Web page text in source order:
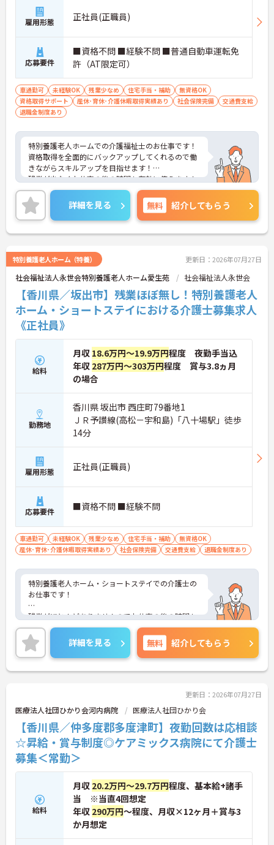
雇用形態 正社員(正職員)
応募要件
■資格不問 ■経験不問 ■普通自動車運転免
許（AT限定可）
車通勤可 未経験OK 残業少なめ 住宅手当・補助
無資格OK
資格取得サポート
産休･育休･介護休暇取得実績あり 社会保険完備
交通費支給
退職金制度あり
特別養護老人ホームでの介護福祉士のお仕事です！
資格取得を全面的にバックアップしてくれるので働
きながらスキルアップを目指せます！
残業が少なくお仕事の後の時間も有効に使えます！
ご興味ある方には、面接のポイントなど、さらに詳
細をお話致しますのでお気軽にご相談ください。
詳細を見る 無料 紹介してもらう
特別養護老人ホーム（特養） 更新日：2026年07月27日
社会福祉法人永世会特別養護老人ホーム愛生苑 社会福祉法人永世会
【香川県／坂出市】残業ほぼ無し！特別養護老人
ホーム・ショートステイにおける介護士募集求人
《正社員》
給料
月収 18.6万円～19.9万円程度 夜勤手当込
年収 287万円～303万円程度 賞与3.8ヵ月
の場合
勤務地
香川県 坂出市 西庄町79番地1
ＪＲ予讃線(高松－宇和島)「八十場駅」徒歩
14分
雇用形態 正社員(正職員)
応募要件 ■資格不問 ■経験不問
車通勤可 未経験OK 残業少なめ 住宅手当・補助
無資格OK
産休･育休･介護休暇取得実績あり
社会保険完備 交通費支給 退職金制度あり
特別養護老人ホーム・ショートステイでの介護士の
お仕事です！
残業がほとんどありませんのでお仕事の後の時間も
有効に使えます！
ご興味ある方には、面接のポイントなど、さらに詳
細をお話致しますのでお気軽にご相談ください。
詳細を見る 無料 紹介してもらう
更新日：2026年07月27日
医療法人社団ひかり会河内病院 医療法人社団ひかり会
【香川県／仲多度郡多度津町】夜勤回数は応相談
☆昇給・賞与制度◎ケアミックス病院にて介護士
募集＜常勤＞
給料
月収 20.2万円～29.7万円程度、基本給+諸手
当 ※当直4回想定
年収 290万円～程度、月収×12ヶ月＋賞与3
か月想定